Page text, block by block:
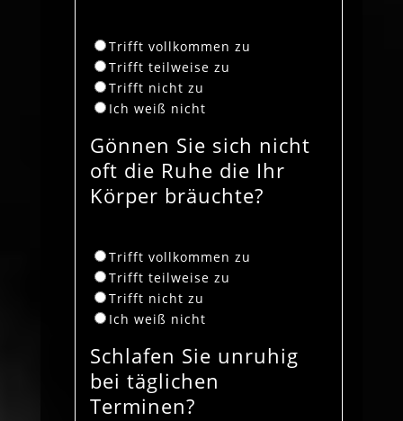
Trifft vollkommen zu
Trifft teilweise zu
Trifft nicht zu
Ich weiß nicht
Gönnen Sie sich nicht
oft die Ruhe die Ihr
Körper bräuchte?
Trifft vollkommen zu
Trifft teilweise zu
Trifft nicht zu
Ich weiß nicht
Schlafen Sie unruhig
bei täglichen
Terminen?